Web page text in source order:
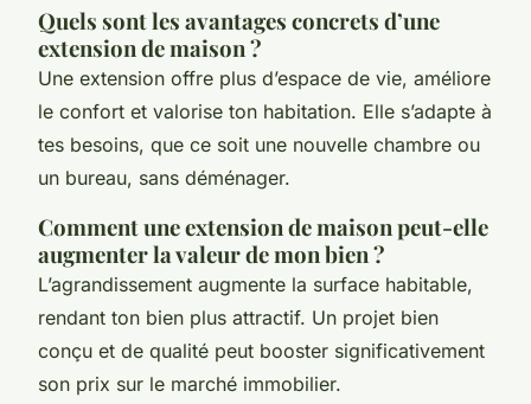
Quels sont les avantages concrets d’une
extension de maison ?
Une extension offre plus d’espace de vie, améliore
le confort et valorise ton habitation. Elle s’adapte à
tes besoins, que ce soit une nouvelle chambre ou
un bureau, sans déménager.
Comment une extension de maison peut-elle
augmenter la valeur de mon bien ?
L’agrandissement augmente la surface habitable,
rendant ton bien plus attractif. Un projet bien
conçu et de qualité peut booster significativement
son prix sur le marché immobilier.